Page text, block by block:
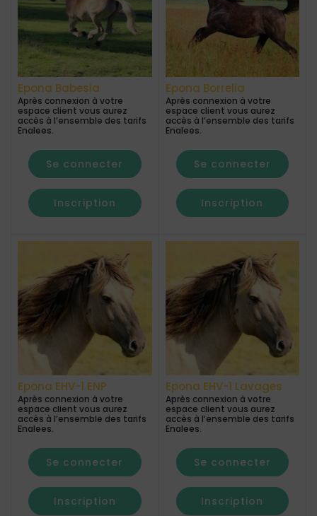
Epona Babesia
Après connexion à votre
espace client vous aurez
accès à l’ensemble des tarifs
Enalees.
Se connecter
Inscription
Epona Borrelia
Après connexion à votre
espace client vous aurez
accès à l’ensemble des tarifs
Enalees.
Se connecter
Inscription
Epona EHV-1 ENP
Après connexion à votre
espace client vous aurez
accès à l’ensemble des tarifs
Enalees.
Se connecter
Inscription
Epona EHV-1 Lavages
Après connexion à votre
espace client vous aurez
accès à l’ensemble des tarifs
Enalees.
Se connecter
Inscription